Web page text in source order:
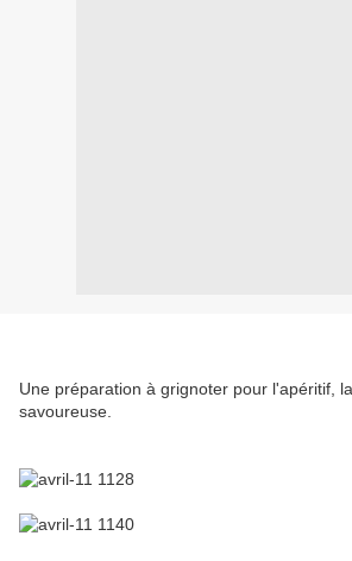
Une préparation à grignoter pour l'apéritif,
savoureuse.